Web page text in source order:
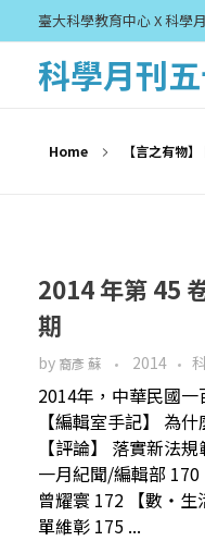
臺大科學教育中心 X 科學
科學月刊
Home 【言之有物
2014 年第 45
期
by 裔彥 蘇 2014
2014年，中華民國
【編輯室手記】 為
【評論】 落實新法
一月紀聞/編輯部
曾耀寰 172 【數‧生
單維彰 175 ...